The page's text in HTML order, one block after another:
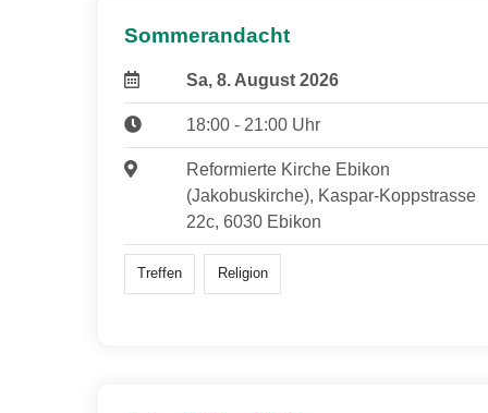
Sommerandacht
Sa, 8. August 2026
18:00 - 21:00 Uhr
Reformierte Kirche Ebikon
(Jakobuskirche), Kaspar-Koppstrasse
22c, 6030 Ebikon
Treffen Religion